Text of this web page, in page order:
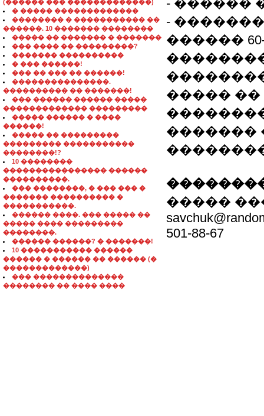
(������ ��� �������������)
� ����� �������������
�������� � ����������� ��
������. 10 ������� ��������
����� �� ������� � �������
��� ���� �� ���������?
������� ����������
� ��� ������!
��� �� ��� �� ������!
���������������.
���������� �� �������!
��� ������ ������ �����
������������� ���������
����� ������ � ����
������!
����� �� ���������
��������� �����������
��������!?
10 ��������
���������������� ������
����������.
��� ��������, � ��� ��� �
������� ���������� �
�����������.
������ ����. ��� ����� ��
����� ���� ���������
��������.
������ ������? � �������!
10 ����������� ������
������ � ������ �� ������ (�
�������������)
��� ��������������
�������� �� ���� ����
- ������
-
������
����� ��
�������
��������
�����
501-88-67